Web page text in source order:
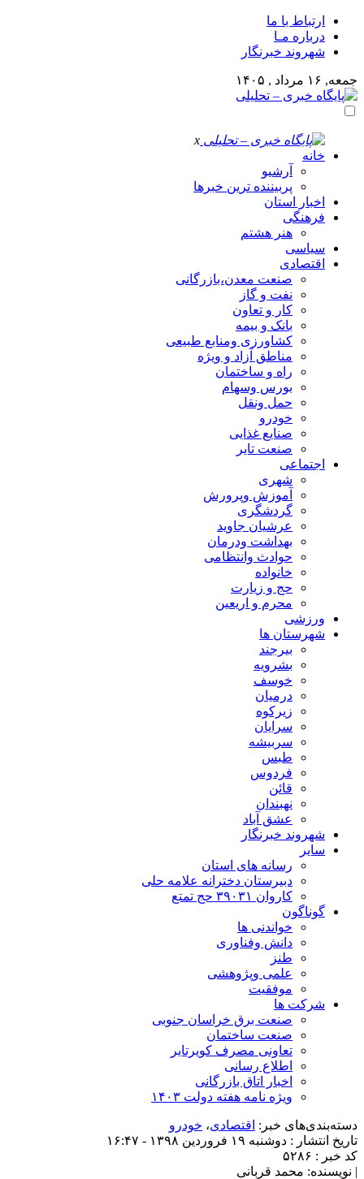
ارتباط با ما
درباره مـا
شهروند خبرنگار
جمعه, ۱۶ مرداد , ۱۴۰۵
x
خانه
آرشیو
پربیننده ترین خبرها
اخبار استان
فرهنگی
هنر هشتم
سیاسی
اقتصادی
صنعت معدن،بازرگانی
نفت و گاز
کار و تعاون
بانک و بیمه
کشاورزی ومنابع طبیعی
مناطق آزاد و ویژه
راه و ساختمان
بورس وسهام
حمل ونقل
خودرو
صنایع غذایی
صنعت تایر
اجتماعی
شهری
آموزش وپرورش
گردشگری
عرشیان جاوید
بهداشت ودرمان
حوادث وانتظامی
خانواده
حج و زیارت
محرم و اریعین
ورزشی
شهرستان ها
بیرجند
بشرویه
خوسف
درمیان
زیرکوه
سرایان
سربیشه
طبس
فردوس
قائن
نهبندان
عشق آباد
شهروند خبرنگار
سایر
رسانه های استان
دبیرستان دخترانه علامه حلی
کاروان ۳۹۰۳۱ حج تمتع
گوناگون
خواندنی ها
دانش وفناوری
طنز
علمی وپژوهشی
موفقیت
شرکت ها
صنعت برق خراسان جنوبی
صنعت ساختمان
تعاونی مصرف کویرتایر
اطلاع رسانی
اخبار اتاق بازرگانی
ویژه نامه هفته دولت ۱۴۰۳
دسته‌بندی‌های خبر: اقتصادی، خودرو
تاریخ انتشار : دوشنبه ۱۹ فروردین ۱۳۹۸ - ۱۶:۴۷
کد خبر : ۵۲۸۶
| نویسنده: محمد قربانی